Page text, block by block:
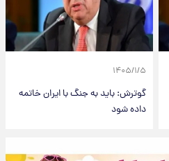
۱۴۰۵/۱/۵
گوترش: باید به جنگ با ایران خاتمه
داده شود